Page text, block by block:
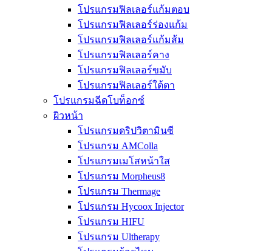
โปรแกรมฟิลเลอร์แก้มตอบ
โปรแกรมฟิลเลอร์ร่องแก้ม
โปรแกรมฟิลเลอร์แก้มส้ม
โปรแกรมฟิลเลอร์คาง
โปรแกรมฟิลเลอร์ขมับ
โปรแกรมฟิลเลอร์ใต้ตา
โปรแกรมฉีดโบท็อกซ์
ผิวหน้า
โปรแกรมดริปวิตามินซี
โปรแกรม AMColla
โปรแกรมเมโสหน้าใส
โปรแกรม Morpheus8
โปรแกรม Thermage
โปรแกรม Hycoox Injector
โปรแกรม HIFU
โปรแกรม Ultherapy